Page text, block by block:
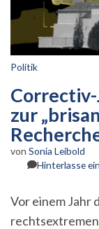
Politik
zur
von Sonia Leibold
Hinterlasse
Vor einem Jahr